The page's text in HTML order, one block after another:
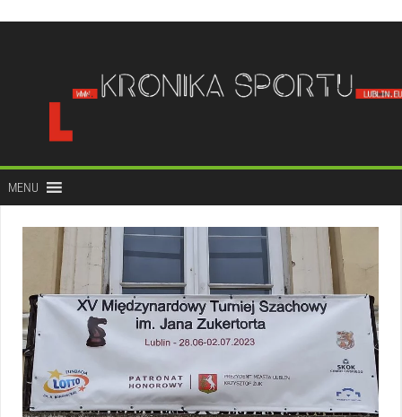
treści
MENU